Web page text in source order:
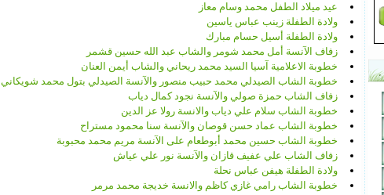
عيد ميلاد الطفل محمد وسام معاز
ولادة الطفلة زينب عباس ياسين
ولادة الطفلة أسيل حسام مبارك
زفاف الآنسة أمل محمد شومر والشاب عبد الله حسين قشمر
خطوبة الاعلامية آسيا السيد محمد ريحاني والشاب أيمن العنان
خطوبة الشاب الصيدلي محمد حبيب منصور والآنسة الصيدلي بتول محمد شويكاني
زفاف الشاب حمزة صولي والآنسة نجود كمال دياب
خطوبة الشاب سلام علي دياب والانسة رولا عز الدين
خطوبة الشاب عماد حسن قوصان والآنسة سنا محمود مستراح
خطوبة الشاب حسين محمد أبوطعام على الآنسة مريم محمد محبوبة
زفاف الشاب علي عفيف قازان والآنسة نور علي عياش
ولادة الطفلة هيفن عباس نحلة
خطوبة الشاب رامي غازي كاظم والانسة خديجة محمد مرمر